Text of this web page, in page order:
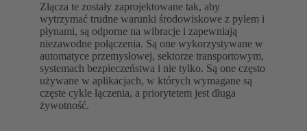
Złącza te zostały zaprojektowane tak, aby
wytrzymać trudne warunki środowiskowe z pyłem i
płynami, są odporne na wibracje i zapewniają
niezawodne połączenia. Są one wykorzystywane w
automatyce przemysłowej, sektorze transportowym,
systemach bezpieczeństwa i nie tylko. Są one często
używane w aplikacjach, w których wymagane są
częste cykle łączenia, a priorytetem jest długa
żywotność.